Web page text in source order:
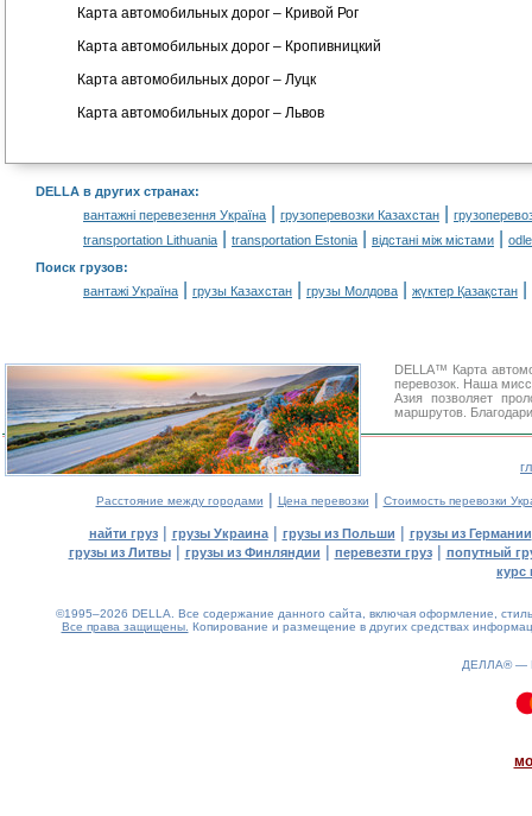
Карта автомобильных дорог – Кривой Рог
Карта автомобильных дорог – Кропивницкий
Карта автомобильных дорог – Луцк
Карта автомобильных дорог – Львов
DELLA в других странах:
вантажні перевезення Україна
грузоперевозки Казахстан
transportation Lithuania
transportation Estonia відстані між містами
Поиск грузов:
вантажі Україна
грузы Казахстан грузы Молдова жүктер Қазақстан
DELLA™ Карта
перевозок. Наша
Азия позволяет
маршрутов.
Расстояние между городами | Цена перевозки | Стоимость перевозки
найти груз| грузы Украина| грузы из Польши | грузы из Германии
грузы из Литвы| грузы из Финляндии | перевезти груз| попутный
курс
©1995–2026 DELLA. Все содержание данного сайта, включая оформление,
Все права защищены. Копирование и размещение в других средствах
ДЕЛЛА® —